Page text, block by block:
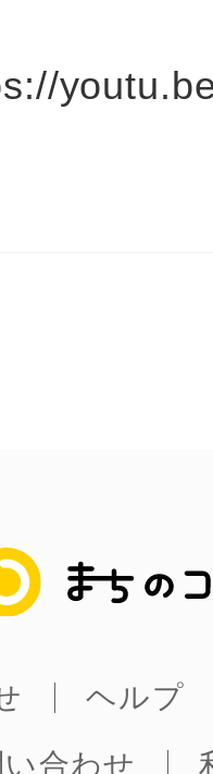
まちのコイン
ヘルプ
合わせ
高知市
八尾